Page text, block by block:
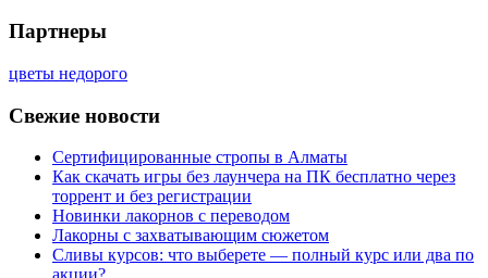
Партнеры
цветы недорого
Свежие новости
Сертифицированные стропы в Алматы
Как скачать игры без лаунчера на ПК бесплатно через
торрент и без регистрации
Новинки лакорнов с переводом
Лакорны с захватывающим сюжетом
Сливы курсов: что выберете — полный курс или два по